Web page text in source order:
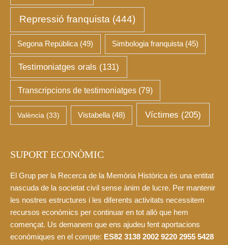
Repressió franquista(444)
Segona República(49) Simbologia franquista(45)
Testimoniatges orals (131)
Transcripcions de testimoniatges (79)
València (33) Vistabella(48) Víctimes (205)
SUPORT ECONÒMIC
El Grup per la Recerca de la Memòria Històrica és una entitat
nascuda de la societat civil sense ànim de lucre. Per mantenir
les nostres estructures i les diferents activitats necessitem
recursos econòmics per continuar en tot allò que hem
començat. Us demanem que ens ajudeu fent aportacions
econòmiques en el compte: ES82 3138 2002 9220 2955 5428